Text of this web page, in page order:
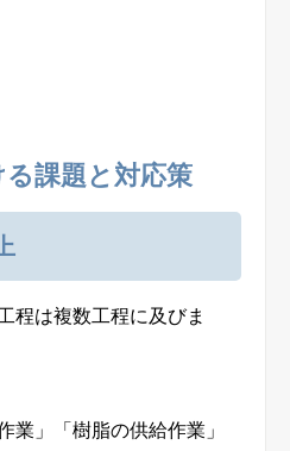
課題と対応策
程は複数工程に及びま
業」「樹脂の供給作業」